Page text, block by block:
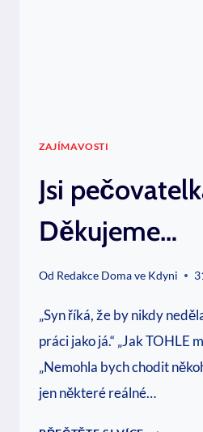
ZAJÍMAVOSTI
Jsi
Děkujeme…
Od Redakce Doma ve Kdyni
„Syn říká, že by nikdy
práci jako já.“ „Jak TOHLE
„Nemohla bych chodit
jen některé reálné…